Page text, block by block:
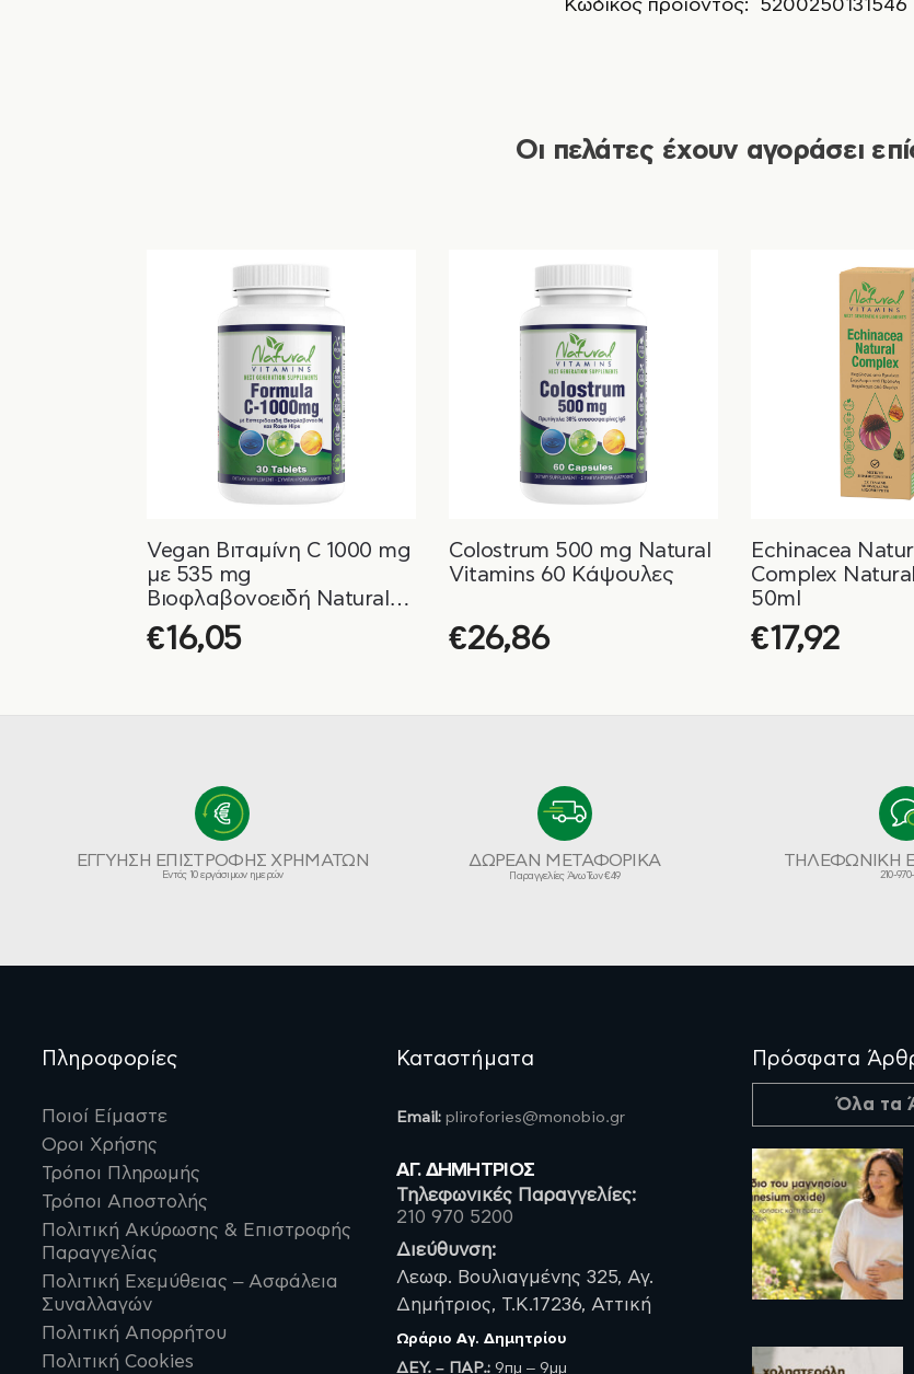
Κωδικός προϊόντος: 5200250131546
Οι πελάτες έχουν αγοράσει
Vegan Βιταμίνη C 1000 mg
με 535 mg
Bιοφλαβονοειδή Natural
Vitamins
€16,05
Colostrum 500 mg Natural
Vitamins 60 Κάψουλες
€26,86
Echinacea
Complex
50ml
€17,92
ΕΓΓΥΗΣΗ ΕΠΙΣΤΡΟΦΗΣ ΧΡΗΜΑΤΩΝ
Εντός 10 εργάσιμων ημερών
ΔΩΡΕΑΝ ΜΕΤΑΦΟΡΙΚΑ
Παραγγελίες Άνω Των €49
ΤΗΛΕΦΩΝΙΚΗ
210-
Πληροφορίες
Ποιοί Είμαστε
Οροι Χρήσης
Τρόποι Πληρωμής
Τρόποι Αποστολής
Πολιτική Ακύρωσης & Επιστροφής
Παραγγελίας
Πολιτική Εχεμύθειας – Ασφάλεια
Συναλλαγών
Πολιτική Απορρήτου
Πολιτική Cookies
Καταστήματα
Email: plirofories@monobio.gr
ΑΓ. ΔΗΜΗΤΡΙΟΣ
Τηλεφωνικές Παραγγελίες:
210 970 5200
Διεύθυνση:
Λεωφ. Βουλιαγμένης 325, Αγ.
Δημήτριος, Τ.Κ.17236, Αττική
ΩράριοΑγ. Δημητρίου
ΔΕΥ. – ΠΑΡ.: 9πμ – 9μμ
Πρόσφατα
Όλα τα